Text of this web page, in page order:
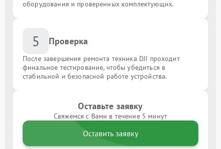
оборудования и проверенных комплектующих.
5 Проверка
После завершения ремонта техника DJI проходит
финальное тестирование, чтобы убедиться в
стабильной и безопасной работе устройства.
Оставьте заявку
Свяжемся с Вами в течение 5 минут
Оставить заявку